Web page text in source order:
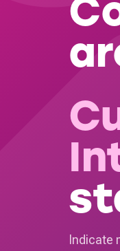
Indicate